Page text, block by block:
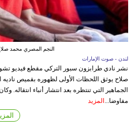
النجم المصري محمد
لندن - صوت الإمارات
نشر نادي طرابزون سبور التركي مقطع فيديو
صلاح يوثق اللحظات الأولى لظهوره بقميص ناديه
الجماهير التي تنتظره بعد انتشار أنباء انتقاله.
مفاوضا... المزيد